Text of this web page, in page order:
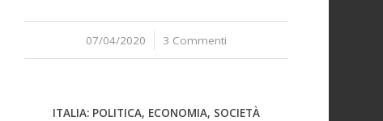
07/04/2020
/ 3 Commenti
ITALIA: POLITICA, ECONOMIA, SOCIETÀ